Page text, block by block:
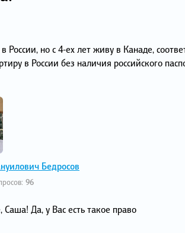
России, но с 4-ех лет живу в Канаде,
в России без наличия российского
Бедросов
96
Саша! Да, у Вас есть такое право